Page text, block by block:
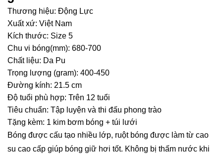
Thương hiệu: Động Lực
Xuất xứ: Việt Nam
Kích thước: Size 5
Chu vi bóng(mm): 680-700
Chất liệu: Da Pu
Trọng lượng (gram): 400-450
Đường kính: 21.5 cm
Độ tuổi phù hợp: Trên 12 tuổi
Tiêu chuẩn: Tập luyện và thi đấu phong trào
Tặng kèm: 1 kim bơm bóng + túi lưới
Bóng được cấu tạo nhiều lớp, ruột bóng được làm từ cao
su cao cấp giúp bóng giữ hơi tốt. Không bị thấm nước khi